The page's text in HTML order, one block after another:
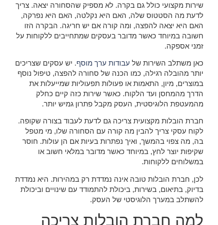
שירות מקצועי כולל גם בקרה. לא מספיק שהסחורה יצאה. צריך
לדעת מה הסטטוס שלה, האם היא נקלטה, האם היא נפרקה,
האם היא יצאה להפצה, ומה קורה אם יש חריגה. הבקרה הזו
חשובה במיוחד כאשר מדובר בעסקים שמתחייבים ללקוחות על
זמני אספקה.
כאן משתלב השירות של עבודות ערך מוסף. יש עסקים שצריכים
יותר מהובלה רגילה, כמו הכנה של סחורה להפצה, טיפול נוסף
במוצרים, מיון, התאמות או פעולות תפעוליות שמייעלות את
הדרך מהמחסן ועד הלקוח. כאשר שירות כזה קיים כחלק
מהמעטפת הלוגיסטית, העסק מקבל פתרון גמיש יותר.
חברת הובלות מקצועית צריכה גם לדעת לעבוד בצורה שקופה.
לקוח עסקי צריך להבין מה קורה עם הסחורה שלו, מי מטפל
בה, מה צפוי בהמשך, ואיך נפתרות בעיות אם הן עולות. חוסר
שקיפות יוצר לחץ, במיוחד כאשר מדובר במלאי חשוב או
במשלוחים ללקוחות.
לכן, חברת הובלות טובה אינה נמדדת רק במהירות. היא נמדדת
בדיוק, בתיאום, בשירות, ביכולת להתמודד עם שינויים וביכולת
להשתלב במערך הלוגיסטי של העסק.
למה חברת הובלות צריכה